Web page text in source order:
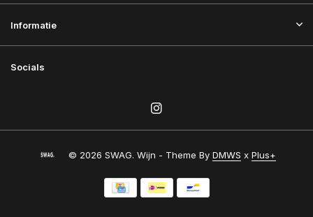
Informatie
Socials
© 2026 SWAG. Wijn - Theme By DMWS x Plus+